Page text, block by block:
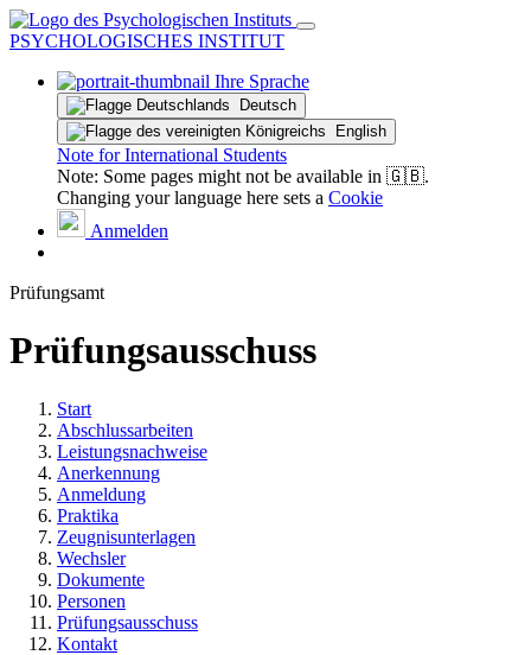
PSYCHOLOGISCHES INSTITUT
Ihre Sprache
Deutsch
English
Note for International Students
Note: Some pages might not be available in 🇬🇧.
Changing your language here sets a Cookie
Anmelden
Prüfungsamt
Prüfungsausschuss
Start
Abschlussarbeiten
Leistungsnachweise
Anerkennung
Anmeldung
Praktika
Zeugnisunterlagen
Wechsler
Dokumente
Personen
Prüfungsausschuss
Kontakt